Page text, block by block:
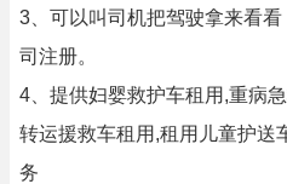
3、可以叫司机把驾驶拿来看
司注册。
4、提供妇婴救护车租用,重病
转运援救车租用,租用儿童护送
务